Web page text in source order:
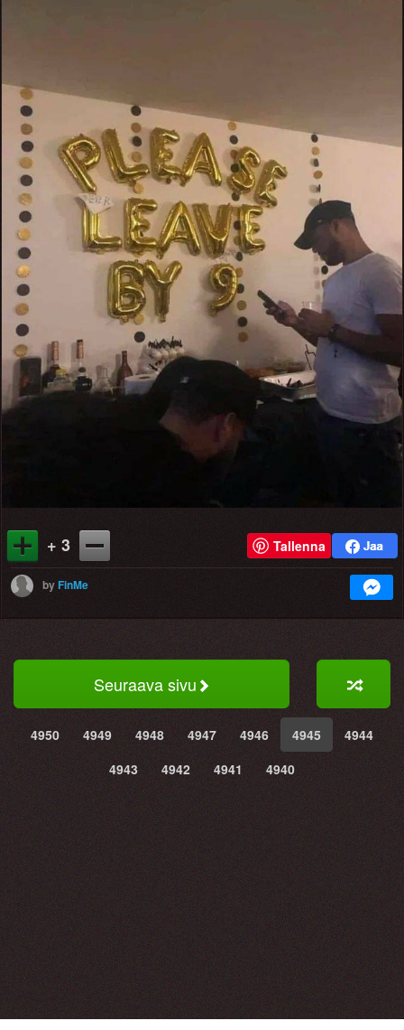
+ 3 Tallenna
byFinMe
Seuraava sivu
4950 4949 4948 4947 4946 4945
4944
4943
4942 4941 4940